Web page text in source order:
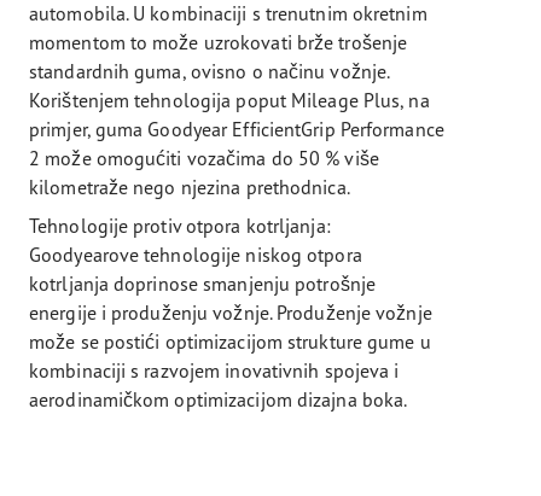
automobila. U kombinaciji s trenutnim okretnim
momentom to može uzrokovati brže trošenje
standardnih guma, ovisno o načinu vožnje.
Korištenjem tehnologija poput Mileage Plus, na
primjer, guma Goodyear EfficientGrip Performance
2 može omogućiti vozačima do 50 % više
kilometraže nego njezina prethodnica.
Tehnologije protiv otpora kotrljanja:
Goodyearove tehnologije niskog otpora
kotrljanja doprinose smanjenju potrošnje
energije i produženju vožnje. Produženje vožnje
može se postići optimizacijom strukture gume u
kombinaciji s razvojem inovativnih spojeva i
aerodinamičkom optimizacijom dizajna boka.